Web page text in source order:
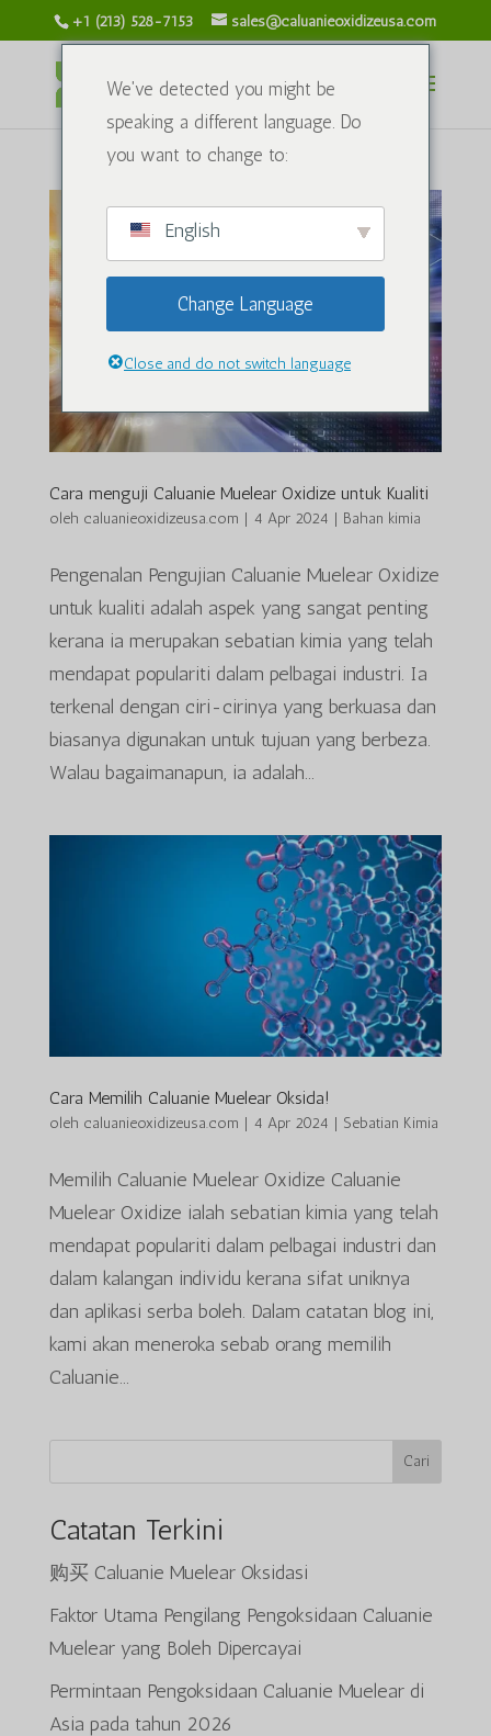
+1 (213) 528-7153 sales@caluanieoxidizeusa.com
Cara menguji Caluanie Muelear Oxidize untuk Kualiti
oleh caluanieoxidizeusa.com | 4 Apr 2024 | Bahan kimia
Pengenalan Pengujian Caluanie Muelear Oxidize
untuk kualiti adalah aspek yang sangat penting
kerana ia merupakan sebatian kimia yang telah
mendapat populariti dalam pelbagai industri. Ia
terkenal dengan ciri-cirinya yang berkuasa dan
biasanya digunakan untuk tujuan yang berbeza.
Walau bagaimanapun, ia adalah...
Cara Memilih Caluanie Muelear Oksida!
oleh caluanieoxidizeusa.com | 4 Apr 2024 | Sebatian Kimia
Memilih Caluanie Muelear Oxidize Caluanie
Muelear Oxidize ialah sebatian kimia yang telah
mendapat populariti dalam pelbagai industri dan
dalam kalangan individu kerana sifat uniknya
dan aplikasi serba boleh. Dalam catatan blog ini,
kami akan meneroka sebab orang memilih
Caluanie...
Cari
Catatan Terkini
购买 Caluanie Muelear Oksidasi
Faktor Utama Pengilang Pengoksidaan Caluanie
Muelear yang Boleh Dipercayai
Permintaan Pengoksidaan Caluanie Muelear di
Asia pada tahun 2026
We've detected you might be
speaking a different language. Do
you want to change to:
English
Change Language
Close and do not switch language